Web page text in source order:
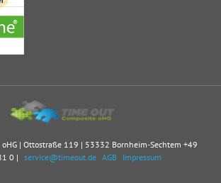
oHG | Ottostraße 119 | 53332 Bornheim-Sechtem +49
0 | service@timeout.de AGB Impressum